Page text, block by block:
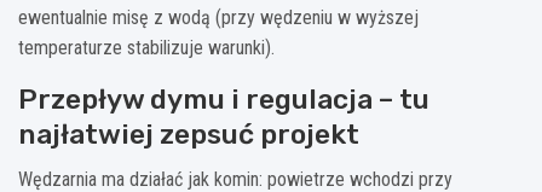
ewentualnie misę z wodą (przy wędzeniu w wyższej
temperaturze stabilizuje warunki).
Przepływ dymu i regulacja – tu
najłatwiej zepsuć projekt
Wędzarnia ma działać jak komin: powietrze wchodzi przy